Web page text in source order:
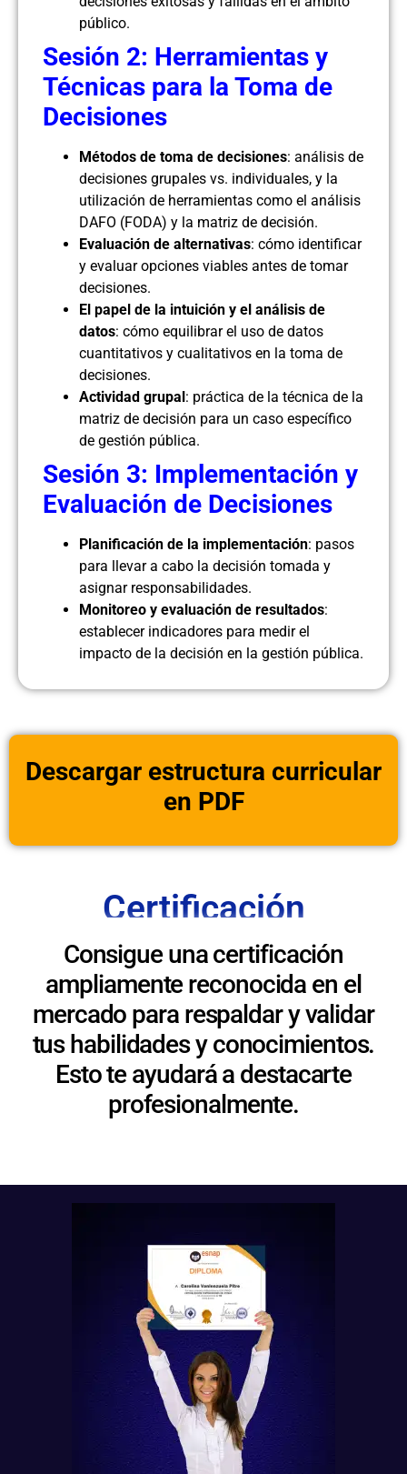
público.
Sesión 2: Herramientas y
Técnicas para la Toma de
Decisiones
Métodos de toma de decisiones: análisis de
decisiones grupales vs. individuales, y la
utilización de herramientas como el análisis
DAFO (FODA) y la matriz de decisión.
Evaluación de alternativas: cómo identificar
y evaluar opciones viables antes de tomar
decisiones.
El papel de la intuición y el análisis de
datos: cómo equilibrar el uso de datos
cuantitativos y cualitativos en la toma de
decisiones.
Actividad grupal: práctica de la técnica de la
matriz de decisión para un caso específico
de gestión pública.
Sesión 3: Implementación y
Evaluación de Decisiones
Planificación de la implementación: pasos
para llevar a cabo la decisión tomada y
asignar responsabilidades.
Monitoreo y evaluación de resultados:
establecer indicadores para medir el
impacto de la decisión en la gestión pública.
Descargar estructura curricular
en PDF
Certificación
Consigue una certificación
ampliamente reconocida en el
mercado para respaldar y validar
tus habilidades y conocimientos.
Esto te ayudará a destacarte
profesionalmente.